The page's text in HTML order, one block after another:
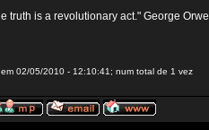
truth is a revolutionary act." George Orwell
02/05/2010 - 12:10:41; num total de 1 vez